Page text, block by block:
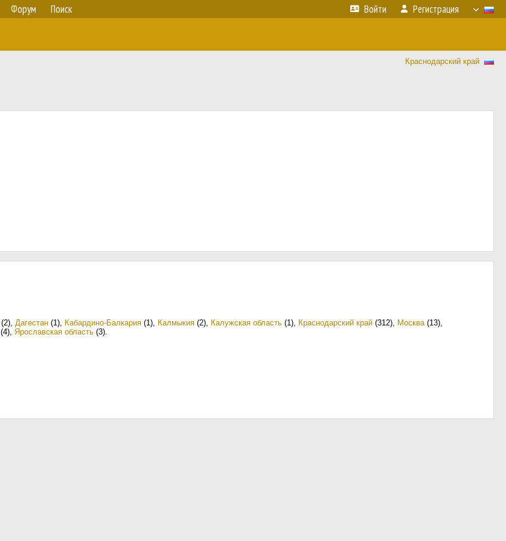
Форум Поиск Войти Регистрация
Краснодарский край
(2), Дагестан (1), Кабардино-Балкария (1), Калмыкия (2), Калужская область (1), Краснодарский край (312), Москва(13),
(4), Ярославская область (3).